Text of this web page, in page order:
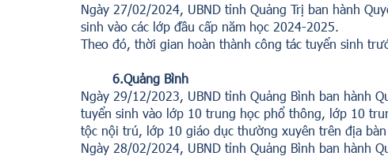
Ngày 27/02/2024, UBND tỉnh Quảng Trị ban hành
sinh vào các lớp đầu cấp năm học 2024-2025.
Theo đó, thời gian hoàn thành công tác tuyển sinh
6.Quảng Bình
Ngày 29/12/2023, UBND tỉnh Quảng Bình ban hành
tuyển sinh vào lớp 10 trung học phổ thông, lớp 10
tộc nội trú, lớp 10 giáo dục thường xuyên trên địa
Ngày 28/02/2024, UBND tỉnh Quảng Bình ban hành